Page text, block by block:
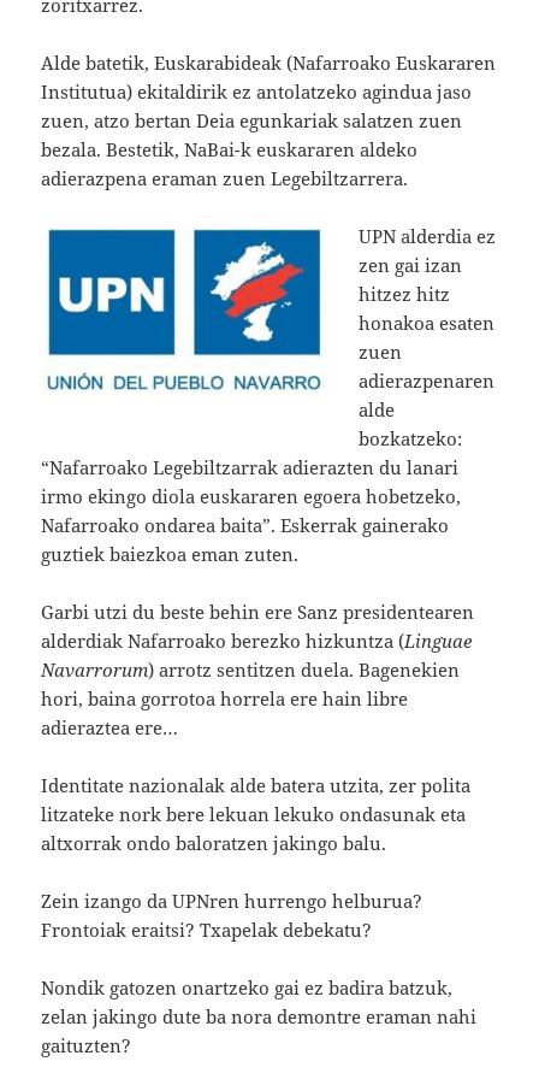
Alde batetik, Euskarabideak (Nafarroako Euskararen
Institutua) ekitaldirik ez antolatzeko agindua jaso
zuen, atzo bertan Deia egunkariak salatzen zuen
bezala. Bestetik, NaBai-k euskararen aldeko
adierazpena eraman zuen Legebiltzarrera.
UPN alderdia ez
zen gai izan
hitzez hitz
honakoa esaten
zuen
adierazpenaren
alde
bozkatzeko:
“Nafarroako Legebiltzarrak adierazten du lanari
irmo ekingo diola euskararen egoera hobetzeko,
Nafarroako ondarea baita”. Eskerrak gainerako
guztiek baiezkoa eman zuten.
Garbi utzi du beste behin ere Sanz presidentearen
alderdiak Nafarroako berezko hizkuntza (Linguae
Navarrorum) arrotz sentitzen duela. Bagenekien
hori, baina gorrotoa horrela ere hain libre
adieraztea ere…
Identitate nazionalak alde batera utzita, zer polita
litzateke nork bere lekuan lekuko ondasunak eta
altxorrak ondo baloratzen jakingo balu.
Zein izango da UPNren hurrengo helburua?
Frontoiak eraitsi? Txapelak debekatu?
Nondik gatozen onartzeko gai ez badira batzuk,
zelan jakingo dute ba nora demontre eraman nahi
gaituzten?